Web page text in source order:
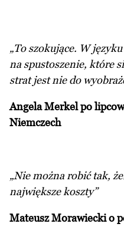
„To szokujące. W
na spustoszenie, które
strat jest nie do
Angela Merkel po
Niemczech
„Nie można robić tak,
największe koszty”
Mateusz Morawiecki o